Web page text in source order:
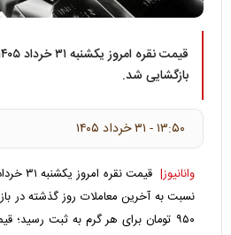
بازگشایی شد.
۱۳:۵۰ - ۳۱ خرداد ۱۴۰۵
وانانیوز|
۹۵۰ تومان برای هر گرم به ثبت